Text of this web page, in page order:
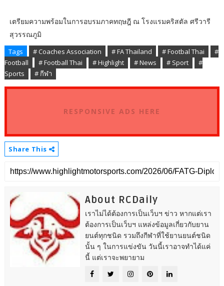
เตรียมความพร้อมในการอบรมภาคทฤษฎี ณ โรงแรมคริสตัล ศรีวารี
สุวรรณภูมิ
Tags # Coaches Association # FA Thailand # Footbal Thai
#
Football
# Football Thai # Highlight # News # Sport
#
Sports
# กีฬา
RESPONSIVE ADS HERE
Share This
About RCDaily
เราไม่ได้ต้องการเป็นเว็บฯ ข่าว หากแต่เรา
ต้องการเป็นเว็บฯ แหล่งข้อมูลเกี่ยวกับยาน
ยนต์ทุกชนิด รวมถึงกีฬาที่ใช้ยานยนต์ชนิด
นั้น ๆ ในการแข่งขัน วันนี้เราอาจทำได้แค่
นี้ แต่เราจะพยายาม